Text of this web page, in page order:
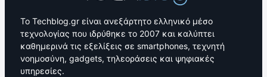
Το Techblog.gr είναι ανεξάρτητο ελληνικό μέσο
τεχνολογίας που ιδρύθηκε το 2007 και καλύπτει
καθημερινά τις εξελίξεις σε smartphones, τεχνητή
νοημοσύνη, gadgets, τηλεοράσεις και ψηφιακές
υπηρεσίες.